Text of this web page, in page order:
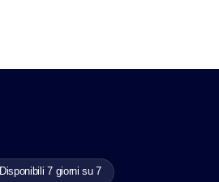
Disponibili 7 giorni su 7